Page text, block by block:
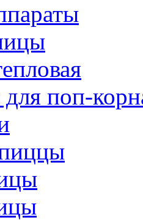
поп-